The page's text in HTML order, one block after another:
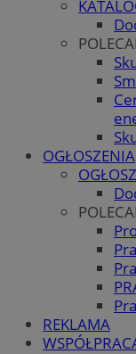
OGŁOSZENIA
REKLAMA